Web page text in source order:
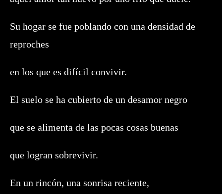
Su hogar se fue poblando con una densidad de
reproches
en los que es difícil convivir.
El suelo se ha cubierto de un desamor negro
que se alimenta de las pocas cosas buenas
que logran sobrevivir.
En un rincón, una sonrisa reciente,